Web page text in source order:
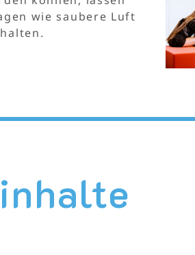
wie saubere Luft